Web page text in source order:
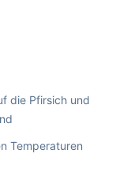
die Pfirsich und
Temperaturen